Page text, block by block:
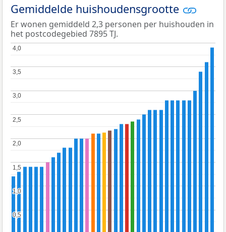
Gemiddelde huishoudensgrootte
Er wonen gemiddeld 2,3 personen per huishouden in
het postcodegebied 7895 TJ.
0,5
0,5
1,0
1,0
1,5
1,5
2,0
2,0
2,5
2,5
3,0
3,0
3,5
3,5
4,0
4,0